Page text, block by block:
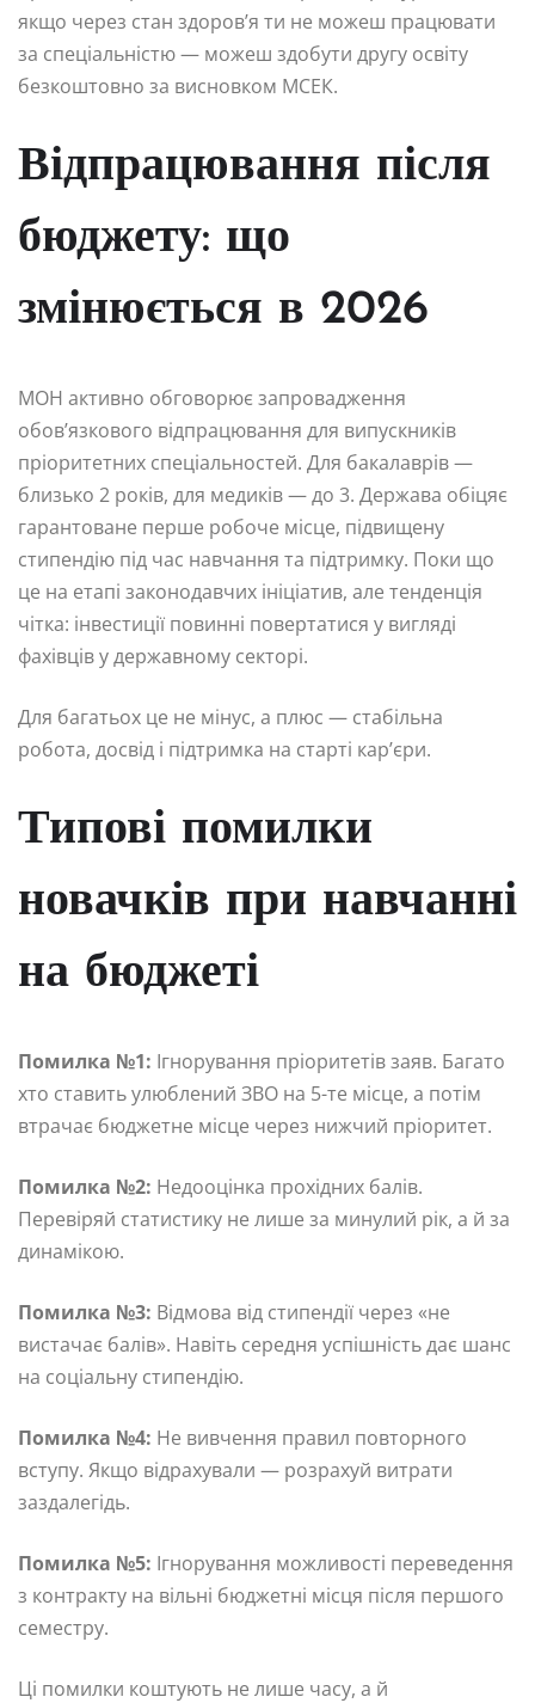
якщо через стан здоров’я ти не можеш працювати
за спеціальністю — можеш здобути другу освіту
безкоштовно за висновком МСЕК.
Відпрацювання після
бюджету: що
змінюється в 2026
МОН активно обговорює запровадження
обов’язкового відпрацювання для випускників
пріоритетних спеціальностей. Для бакалаврів —
близько 2 років, для медиків — до 3. Держава обіцяє
гарантоване перше робоче місце, підвищену
стипендію під час навчання та підтримку. Поки що
це на етапі законодавчих ініціатив, але тенденція
чітка: інвестиції повинні повертатися у вигляді
фахівців у державному секторі.
Для багатьох це не мінус, а плюс — стабільна
робота, досвід і підтримка на старті кар’єри.
Типові помилки
новачків при навчанні
на бюджеті
Помилка №1: Ігнорування пріоритетів заяв. Багато
хто ставить улюблений ЗВО на 5-те місце, а потім
втрачає бюджетне місце через нижчий пріоритет.
Помилка №2: Недооцінка прохідних балів.
Перевіряй статистику не лише за минулий рік, а й за
динамікою.
Помилка №3: Відмова від стипендії через «не
вистачає балів». Навіть середня успішність дає шанс
на соціальну стипендію.
Помилка №4: Не вивчення правил повторного
вступу. Якщо відрахували — розрахуй витрати
заздалегідь.
Помилка №5: Ігнорування можливості переведення
з контракту на вільні бюджетні місця після першого
семестру.
Ці помилки коштують не лише часу, а й